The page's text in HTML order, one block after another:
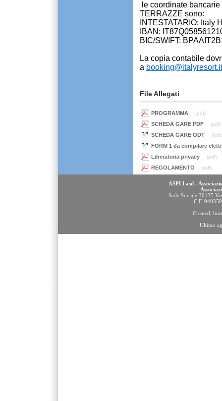
le coordinate
TERRAZZE sono:
INTESTATARIO: Italy
IBAN:
BIC/SWIFT:
La copia contabile
a booking@italyresort.it
File Allegati
PROGRAMMA (pdf)
SCHEDA GARE PDF (pdf)
SCHEDA GARE ODT (odt)
FORM 1 da compilare
Liberatoria privacy
(pdf)
REGOLAMENTO (pdf)
ASPLI asd -
Sede Sociale 30135
C.F.
Created,
Ultimo